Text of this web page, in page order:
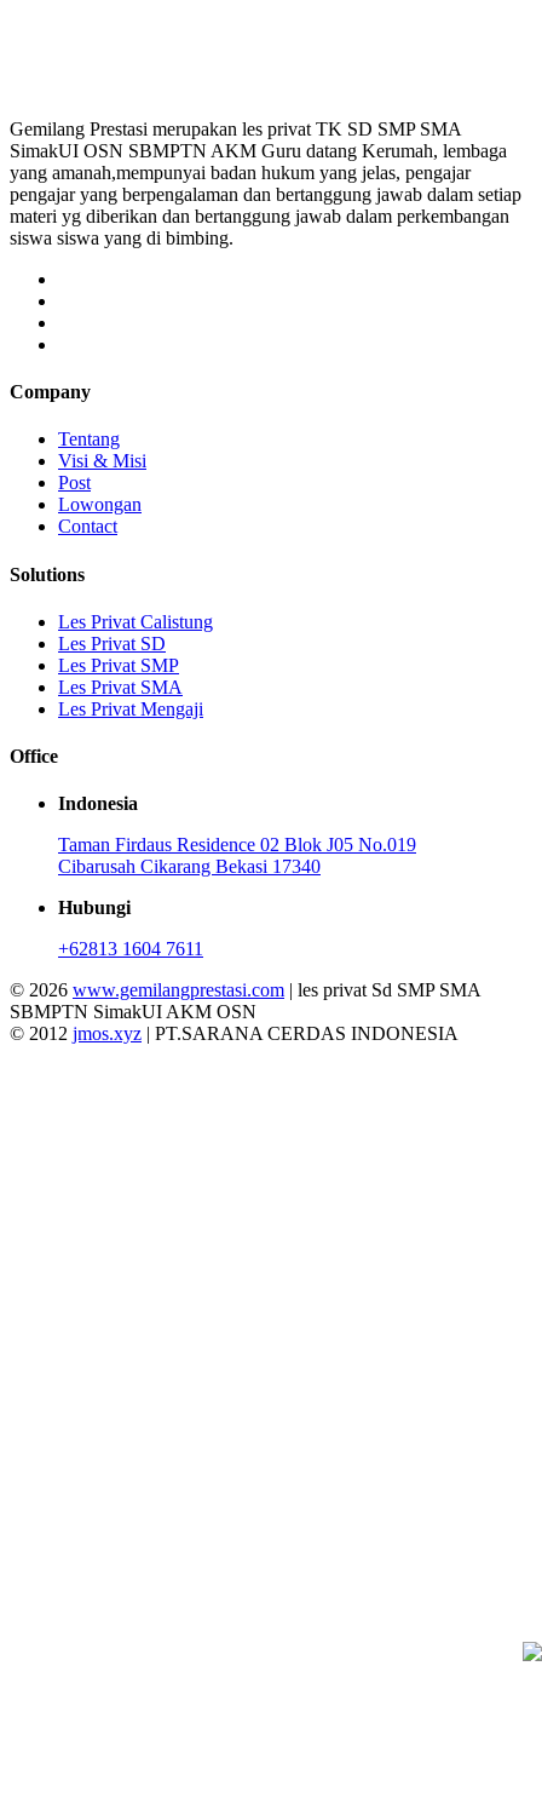
Gemilang Prestasi merupakan les privat TK SD SMP SMA
SimakUI OSN SBMPTN AKM Guru datang Kerumah, lembaga
yang amanah,mempunyai badan hukum yang jelas, pengajar
pengajar yang berpengalaman dan bertanggung jawab dalam setiap
materi yg diberikan dan bertanggung jawab dalam perkembangan
siswa siswa yang di bimbing.
Company
Tentang
Visi & Misi
Post
Lowongan
Contact
Solutions
Les Privat Calistung
Les Privat SD
Les Privat SMP
Les Privat SMA
Les Privat Mengaji
Office
Indonesia
Taman Firdaus Residence 02 Blok J05 No.019
Cibarusah Cikarang Bekasi 17340
Hubungi
+62813 1604 7611
© 2026 www.gemilangprestasi.com | les privat Sd SMP SMA
SBMPTN SimakUI AKM OSN
© 2012 jmos.xyz | PT.SARANA CERDAS INDONESIA